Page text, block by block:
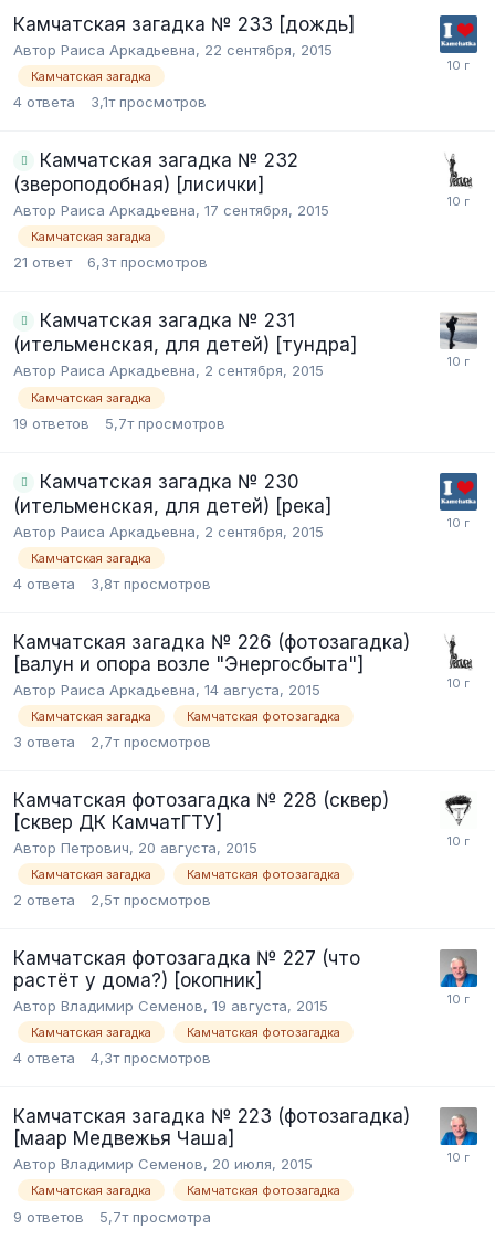
Камчатская загадка № 233 [дождь]
Автор Раиса Аркадьевна, 22 сентября, 2015
Камчатская загадка
4 ответа 3,1т просмотров
Камчатская загадка № 232
(звероподобная) [лисички]
Автор Раиса Аркадьевна, 17 сентября, 2015
Камчатская загадка
21 ответ 6,3т просмотров
Камчатская загадка № 231
(ительменская, для детей) [тундра]
Автор Раиса Аркадьевна, 2 сентября, 2015
Камчатская загадка
19 ответов 5,7т просмотров
Камчатская загадка № 230
(ительменская, для детей) [река]
Автор Раиса Аркадьевна, 2 сентября, 2015
Камчатская загадка
4 ответа 3,8т просмотров
Камчатская загадка № 226 (фотозагадка)
[валун и опора возле "Энергосбыта"]
Автор Раиса Аркадьевна, 14 августа, 2015
Камчатская загадка Камчатская фотозагадка
3 ответа 2,7т просмотров
Камчатская фотозагадка № 228 (сквер)
[сквер ДК КамчатГТУ]
Автор Петрович, 20 августа, 2015
Камчатская загадка Камчатская фотозагадка
2 ответа 2,5т просмотров
Камчатская фотозагадка № 227 (что
растёт у дома?) [окопник]
Автор Владимир Семенов, 19 августа, 2015
Камчатская загадка Камчатская фотозагадка
4 ответа 4,3т просмотров
Камчатская загадка № 223 (фотозагадка)
[маар Медвежья Чаша]
Автор Владимир Семенов, 20 июля, 2015
Камчатская загадка Камчатская фотозагадка
9 ответов 5,7т просмотра